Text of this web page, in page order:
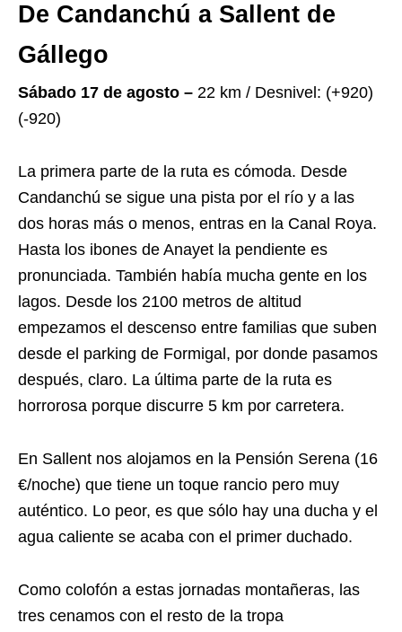
De Candanchú a Sallent de
Gállego
Sábado 17 de agosto – 22 km / Desnivel: (+920)
(-920)
La primera parte de la ruta es cómoda. Desde
Candanchú se sigue una pista por el río y a las
dos horas más o menos, entras en la Canal Roya.
Hasta los ibones de Anayet la pendiente es
pronunciada. También había mucha gente en los
lagos. Desde los 2100 metros de altitud
empezamos el descenso entre familias que suben
desde el parking de Formigal, por donde pasamos
después, claro. La última parte de la ruta es
horrorosa porque discurre 5 km por carretera.
En Sallent nos alojamos en la Pensión Serena (16
€/noche) que tiene un toque rancio pero muy
auténtico. Lo peor, es que sólo hay una ducha y el
agua caliente se acaba con el primer duchado.
Como colofón a estas jornadas montañeras, las
tres cenamos con el resto de la tropa